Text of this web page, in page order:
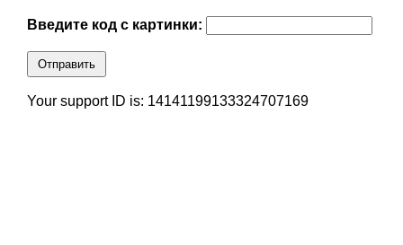
Введите код с картинки:
Отправить
Your support ID is: 14141199133324707169